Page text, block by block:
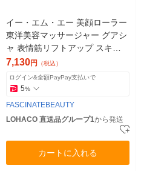
イー・エム・エー 美顔ローラー
東洋美容マッサージャー グアシ
ャ 表情筋リフトアップ スキン
ケア FN-AWG010 1個（直送
品）
7,130円 （税込）
ログイン&全額PayPay支払いで
5%
FASCINATEBEAUTY
LOHACO 直送品グループ1から発送
カートに入れる